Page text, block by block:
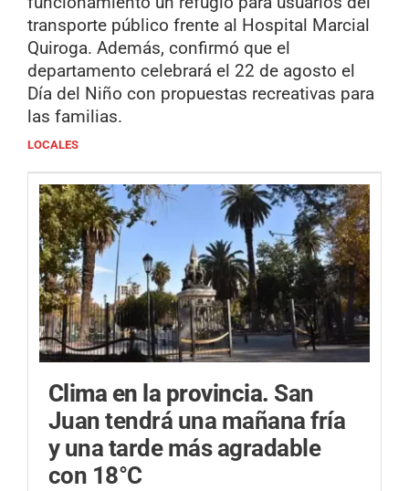
transporte público frente al Hospital Marcial
Quiroga. Además, confirmó que el
departamento celebrará el 22 de agosto el
Día del Niño con propuestas recreativas para
las familias.
LOCALES
Clima en la provincia. San
Juan tendrá una mañana fría
y una tarde más agradable
con 18°C